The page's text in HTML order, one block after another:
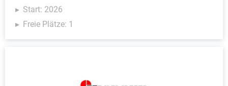
Start: 2026
Freie Plätze: 1